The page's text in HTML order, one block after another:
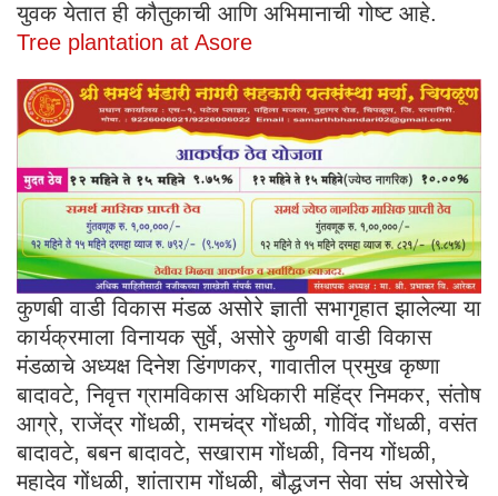
युवक येतात ही कौतुकाची आणि अभिमानाची गोष्ट आहे.
Tree plantation at Asore
कुणबी वाडी विकास मंडळ असोरे ज्ञाती सभागृहात झालेल्या या
कार्यक्रमाला विनायक सुर्वे, असोरे कुणबी वाडी विकास
मंडळाचे अध्यक्ष दिनेश डिंगणकर, गावातील प्रमुख कृष्णा
बादावटे, निवृत्त ग्रामविकास अधिकारी महिंद्र निमकर, संतोष
आग्रे, राजेंद्र गोंधळी, रामचंद्र गोंधळी, गोविंद गोंधळी, वसंत
बादावटे, बबन बादावटे, सखाराम गोंधळी, विनय गोंधळी,
महादेव गोंधळी, शांताराम गोंधळी, बौद्धजन सेवा संघ असोरेचे